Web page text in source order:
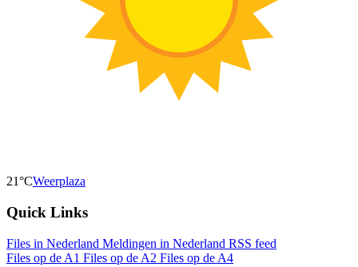
21°CWeerplaza
Quick Links
Files in Nederland Meldingen in Nederland RSS feed
Files op de A1 Files op de A2 Files op de A4